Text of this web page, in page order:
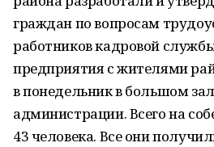
граждан по вопросам
работников кадровой
предприятия с жителями
в понедельник в большом
администрации. Всего на
43 человека. Все они